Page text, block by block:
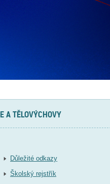
A TĚLOVÝCHOVY
Důležité odkazy
Školský rejstřík